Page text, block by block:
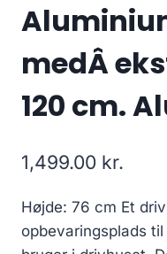
medÂ
120 cm.
1,499.00 kr.
Højde: 76 cm Et
opbevaringsplads